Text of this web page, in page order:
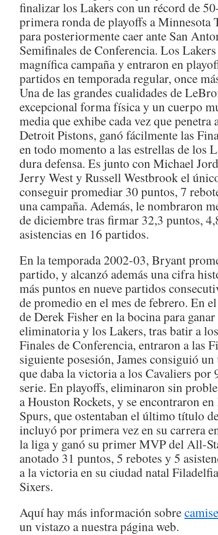
finalizar los Lakers con un récord de
primera ronda de playoffs a Minnesota
para posteriormente caer ante San
Semifinales de Conferencia. Los
magnífica campaña y entraron en
partidos en temporada regular, once
Una de las grandes cualidades de
excepcional forma física y un cuerpo
media que exhibe cada vez que penetra
Detroit Pistons, ganó fácilmente las
en todo momento a las estrellas de los
dura defensa. Es junto con Michael
Jerry West y Russell Westbrook el
conseguir promediar 30 puntos, 7
una campaña. Además, le nombraron
de diciembre tras firmar 32,3 puntos,
asistencias en 16 partidos.
En la temporada 2002-03, Bryant
partido, y alcanzó además una cifra
más puntos en nueve partidos
de promedio en el mes de febrero. En
de Derek Fisher en la bocina para
eliminatoria y los Lakers, tras batir a
Finales de Conferencia, entraron a las
siguiente posesión, James consiguió
que daba la victoria a los Cavaliers por
serie. En playoffs, eliminaron sin
a Houston Rockets, y se encontraron
Spurs, que ostentaban el último título
incluyó por primera vez en su carrera
la liga y ganó su primer MVP del All-
anotado 31 puntos, 5 rebotes y 5
a la victoria en su ciudad natal
Sixers.
Aquí hay más información sobre
un vistazo a nuestra página web.